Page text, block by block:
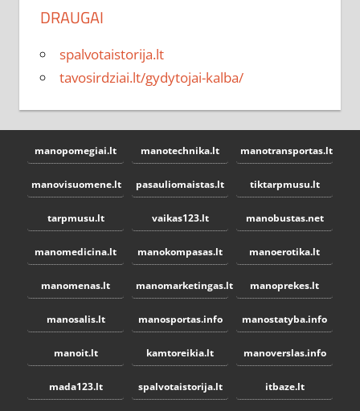
DRAUGAI
spalvotaistorija.lt
tavosirdziai.lt/gydytojai-kalba/
manopomegiai.lt manotechnika.lt manotransportas.lt
manovisuomene.lt pasauliomaistas.lt tiktarpmusu.lt
tarpmusu.lt vaikas123.lt manobustas.net
manomedicina.lt manokompasas.lt manoerotika.lt
manomenas.lt manomarketingas.lt manoprekes.lt
manosalis.lt manosportas.info manostatyba.info
manoit.lt kamtoreikia.lt manoverslas.info
mada123.lt spalvotaistorija.lt itbaze.lt